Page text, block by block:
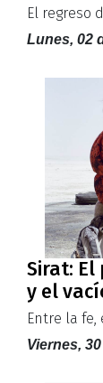
El regreso
Lunes, 02
Sirat:
y el
Entre la
Viernes,